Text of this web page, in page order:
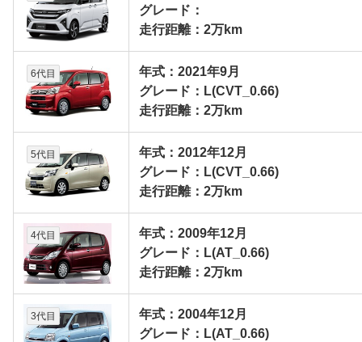
グレード：
走行距離：2万km
6代目
年式：2021年9月
グレード：L(CVT_0.66)
走行距離：2万km
5代目
年式：2012年12月
グレード：L(CVT_0.66)
走行距離：2万km
4代目
年式：2009年12月
グレード：L(AT_0.66)
走行距離：2万km
3代目
年式：2004年12月
グレード：L(AT_0.66)